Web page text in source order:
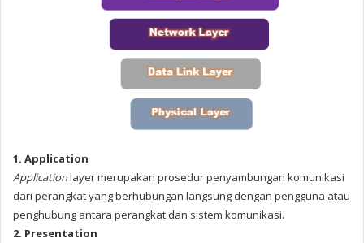
1. Application
Applicationlayer merupakan prosedur penyambungan komunikasi
dari perangkat yang berhubungan langsung dengan pengguna atau
penghubung antara perangkat dan sistem komunikasi.
2. Presentation